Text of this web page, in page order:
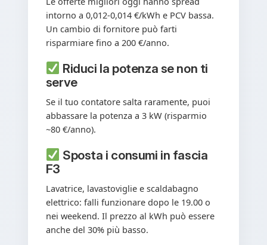
intorno a 0,012-0,014 €/kWh e PCV bassa.
Un cambio di fornitore può farti
risparmiare fino a 200 €/anno.
Riduci la potenza se non ti
serve
Se il tuo contatore salta raramente, puoi
abbassare la potenza a 3 kW (risparmio
~80 €/anno).
Sposta i consumi in fascia
F3
Lavatrice, lavastoviglie e scaldabagno
elettrico: falli funzionare dopo le 19.00 o
nei weekend. Il prezzo al kWh può essere
anche del 30% più basso.